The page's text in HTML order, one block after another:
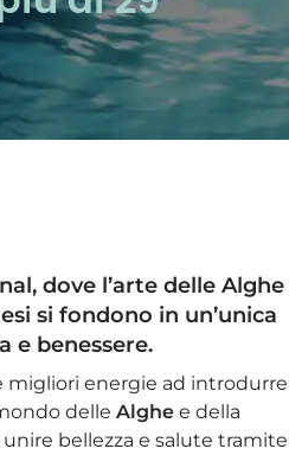
, dove l’arte delle Alghe
si fondono in un’unica
e benessere.
migliori energie ad introdurre
delle Alghee della
bellezza e salute tramite